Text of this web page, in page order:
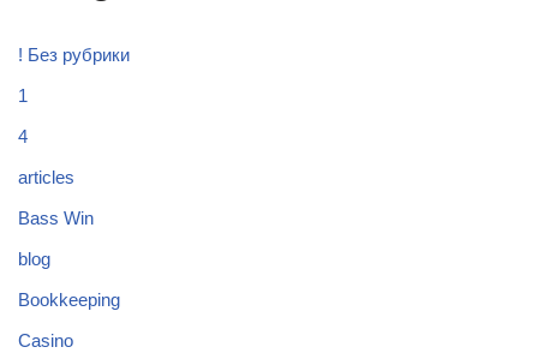
! Без рубрики
1
4
articles
Bass Win
blog
Bookkeeping
Casino